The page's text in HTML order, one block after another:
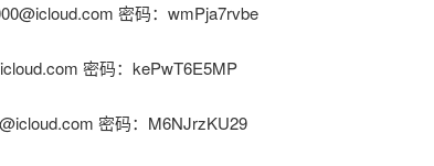
密码：wmPja7rvbe
密码：kePwT6E5MP
密码：M6NJrzKU29